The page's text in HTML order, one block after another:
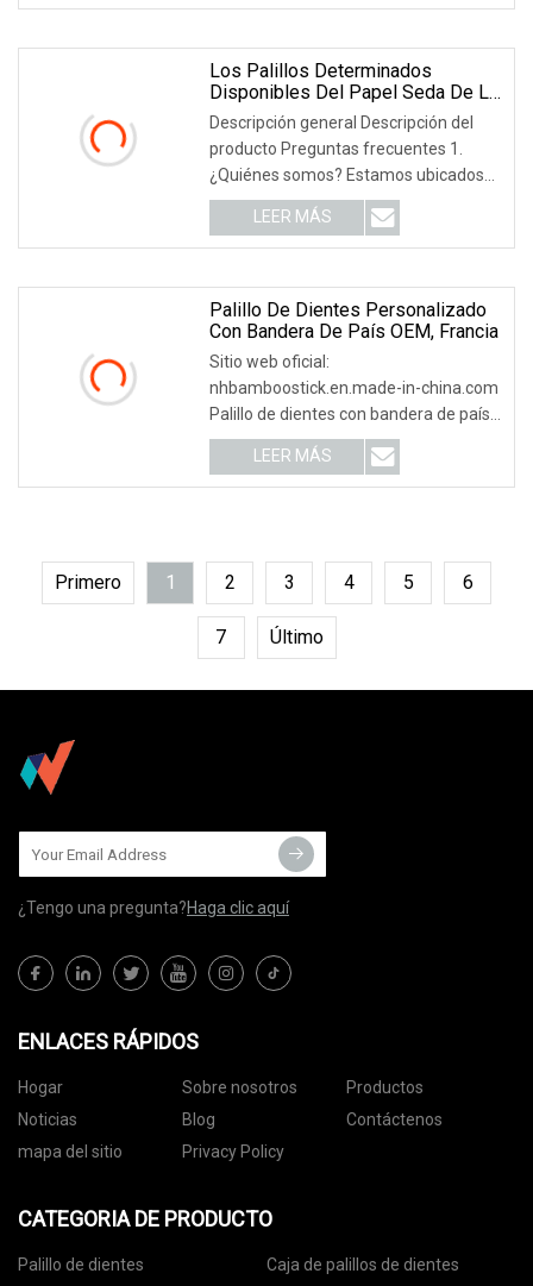
(15,00%), América del Sur (15,00%),
Este (10,00%), Oeste.
Los Palillos Determinados
Disponibles Del Papel Seda De La
Cuchara De Los Palillos De La
Película Del Papel De Kraft
Venden Al Por Mayor Aduana
Descripción general Descripción del
producto Preguntas frecuentes 1.
¿Quiénes somos? Estamos ubicados
en Zhejiang, China, a partir de 2020,
vendemos a América del Norte
(15,00%), América del Sur (15,00%),
Este (10,00%), Oeste.
LEER MÁS
Palillo De Dientes Personalizado
Con Bandera De País OEM, Francia
Sitio web oficial:
nhbamboostick.en.made-in-china.com
Palillo de dientes con bandera de país
personalizado OEM Francia
LEER MÁS
Primero 1 2 3 4 5 6
7 Último
¿Tengo una pregunta?Haga clic aquí
ENLACES RÁPIDOS
Hogar Sobre nosotros
Productos
Noticias
Blog
Contáctenos
mapa del sitio
Privacy Policy
CATEGORIA DE PRODUCTO
Palillo de dientes
Caja de palillos de dientes